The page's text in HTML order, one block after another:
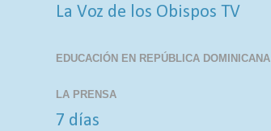
La Voz de los Obispos TV
EDUCACIÓN EN REPÚBLICA DOMINICANA
LA PRENSA
7 días